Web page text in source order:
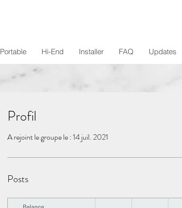
Portable Hi-End Installer FAQ Updates
Profil
A rejoint le groupe le : 14 juil. 2021
Posts